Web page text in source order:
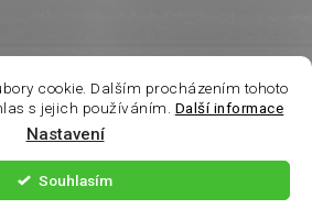
cookie. Dalším procházením tohoto
s jejich používáním. Další informace
Nastavení
Souhlasím
Wasco. Všechna práva vyhrazena.